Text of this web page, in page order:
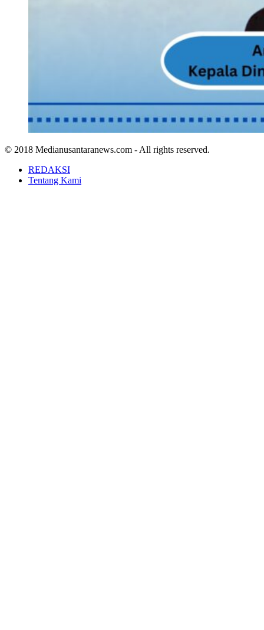
© 2018 Medianusantaranews.com - All rights reserved.
REDAKSI
Tentang Kami